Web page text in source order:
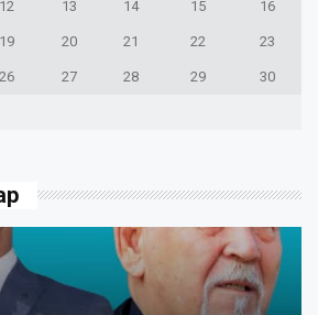
12 13 14 15 16
19 20 21 22 23
26 27 28 29 30